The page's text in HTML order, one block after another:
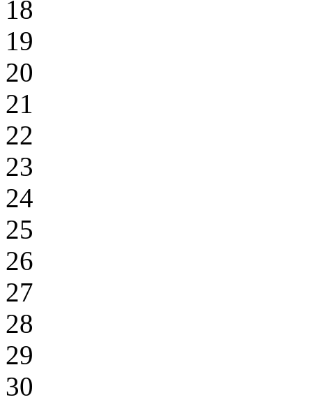
18
19
20
21
22
23
24
25
26
27
28
29
30